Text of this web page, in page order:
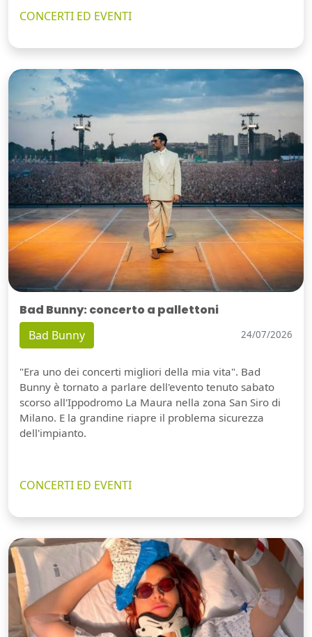
CONCERTI ED EVENTI
Bad Bunny: concerto a pallettoni
Bad Bunny 24/07/2026
"Era uno dei concerti migliori della mia vita". Bad
Bunny è tornato a parlare dell'evento tenuto sabato
scorso all'Ippodromo La Maura nella zona San Siro di
Milano. E la grandine riapre il problema sicurezza
dell'impianto.
CONCERTI ED EVENTI